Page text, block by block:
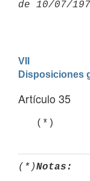
de 10/07/
VII
Disposiciones
Artículo 35
   (*)
(*)Notas: